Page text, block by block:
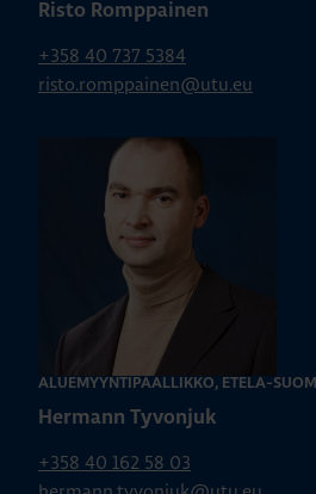
Risto Romppainen
+358 40 737 5384
risto.romppainen@utu.eu
ALUEMYYNTIPÄÄLLIKKÖ, ETELÄ-SUOMI
Hermann Tyvonjuk
+358 40 162 58 03